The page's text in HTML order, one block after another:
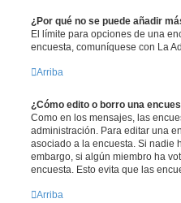
¿Por qué no se puede añadir
El límite para opciones de una
encuesta, comuníquese con La
Arriba
¿Cómo edito o borro una
Como en los mensajes, las
administración. Para editar una
asociado a la encuesta. Si nadie
embargo, si algún miembro ha
encuesta. Esto evita que las
Arriba